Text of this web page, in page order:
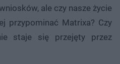
vision proale czy nasze życie
przypominać Matrixa? Czy
staje się przejęty przez